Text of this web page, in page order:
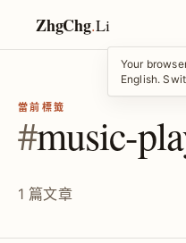
ZhgChg.Li
Your
English.
當前標籤
#music-
1 篇文章